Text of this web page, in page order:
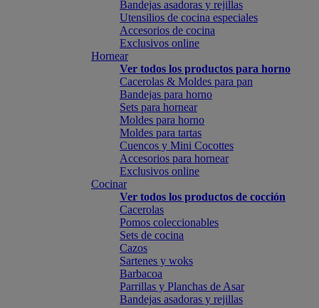
Bandejas asadoras y rejillas
Utensilios de cocina especiales
Accesorios de cocina
Exclusivos online
Hornear
Ver todos los productos para horno
Cacerolas & Moldes para pan
Bandejas para horno
Sets para hornear
Moldes para horno
Moldes para tartas
Cuencos y Mini Cocottes
Accesorios para hornear
Exclusivos online
Cocinar
Ver todos los productos de cocción
Cacerolas
Pomos coleccionables
Sets de cocina
Cazos
Sartenes y woks
Barbacoa
Parrillas y Planchas de Asar
Bandejas asadoras y rejillas